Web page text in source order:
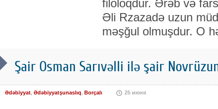
filoloqdur. Ərəb və
Əli Rzazadə uzun
məşğul olmuşdur. O
Şair Osman Sarıvəlli ilə şair
Ədəbiyyat, Ədəbiyyatşunaslıq, Borçalı 25 июня